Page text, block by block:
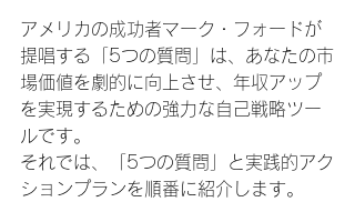
アメリカの成功者マーク・フォードが
提唱する「5つの質問」は、あなたの市
場価値を劇的に向上させ、年収アップ
を実現するための強力な自己戦略ツー
ルです。
それでは、「5つの質問」と実践的アク
ションプランを順番に紹介します。